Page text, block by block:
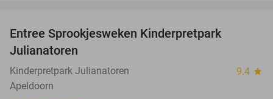
Entree Sprookjesweken Kinderpretpark
Julianatoren
Kinderpretpark Julianatoren 9.4 star
Apeldoorn